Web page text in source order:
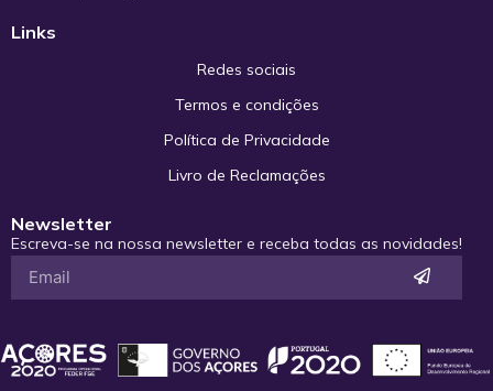
Links
Redes sociais
Termos e condições
Política de Privacidade
Livro de Reclamações
Newsletter
Escreva-se na nossa newsletter e receba todas as novidades!